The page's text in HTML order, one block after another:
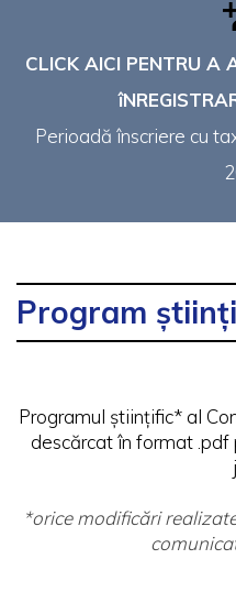
CLICK AICI PENTRU A
Perioadă înscriere cu
Program
Programul științific* al
descărcat în format .pdf
*orice modificări